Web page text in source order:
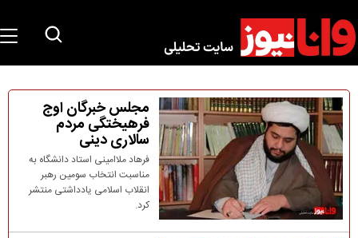
مجلس خبرگان اوج
فرهیختگی مردم
سالاری دینی
فرهاد ملاامینی استاد دانشگاه به
مناسبت انتخاب سومین رهبر
انقلاب اسلامی یادداشتی منتشر
کرد.